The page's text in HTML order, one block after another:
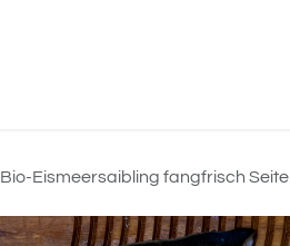
Bio-Eismeersaibling fangfrisch Seite